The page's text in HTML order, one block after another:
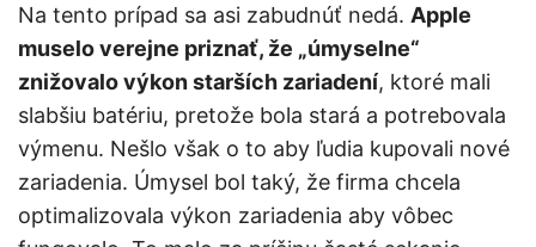
Na tento prípad sa asi zabudnúť nedá. Apple
muselo verejne priznať, že „úmyselne“
znižovalo výkon starších zariadení, ktoré mali
slabšiu batériu, pretože bola stará a potrebovala
výmenu. Nešlo však o to aby ľudia kupovali nové
zariadenia. Úmysel bol taký, že firma chcela
optimalizovala výkon zariadenia aby vôbec